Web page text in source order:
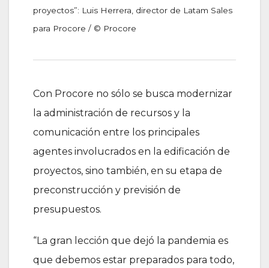
proyectos”: Luis Herrera, director de Latam Sales
para Procore / © Procore
Con Procore no sólo se busca modernizar
la administración de recursos y la
comunicación entre los principales
agentes involucrados en la edificación de
proyectos, sino también, en su etapa de
preconstrucción y previsión de
presupuestos.
“La gran lección que dejó la pandemia es
que debemos estar preparados para todo,